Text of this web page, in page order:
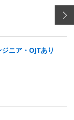
ニア・OJTあり